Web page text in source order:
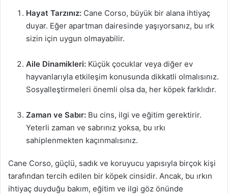
Hayat Tarzınız: Cane Corso, büyük bir alana ihtiyaç
duyar. Eğer apartman dairesinde yaşıyorsanız, bu ırk
sizin için uygun olmayabilir.
Aile Dinamikleri: Küçük çocuklar veya diğer ev
hayvanlarıyla etkileşim konusunda dikkatli olmalısınız.
Sosyalleştirmeleri önemli olsa da, her köpek farklıdır.
Zaman ve Sabır: Bu cins, ilgi ve eğitim gerektirir.
Yeterli zaman ve sabrınız yoksa, bu ırkı
sahiplenmekten kaçınmalısınız.
Cane Corso, güçlü, sadık ve koruyucu yapısıyla birçok kişi
tarafından tercih edilen bir köpek cinsidir. Ancak, bu ırkın
ihtiyaç duyduğu bakım, eğitim ve ilgi göz önünde